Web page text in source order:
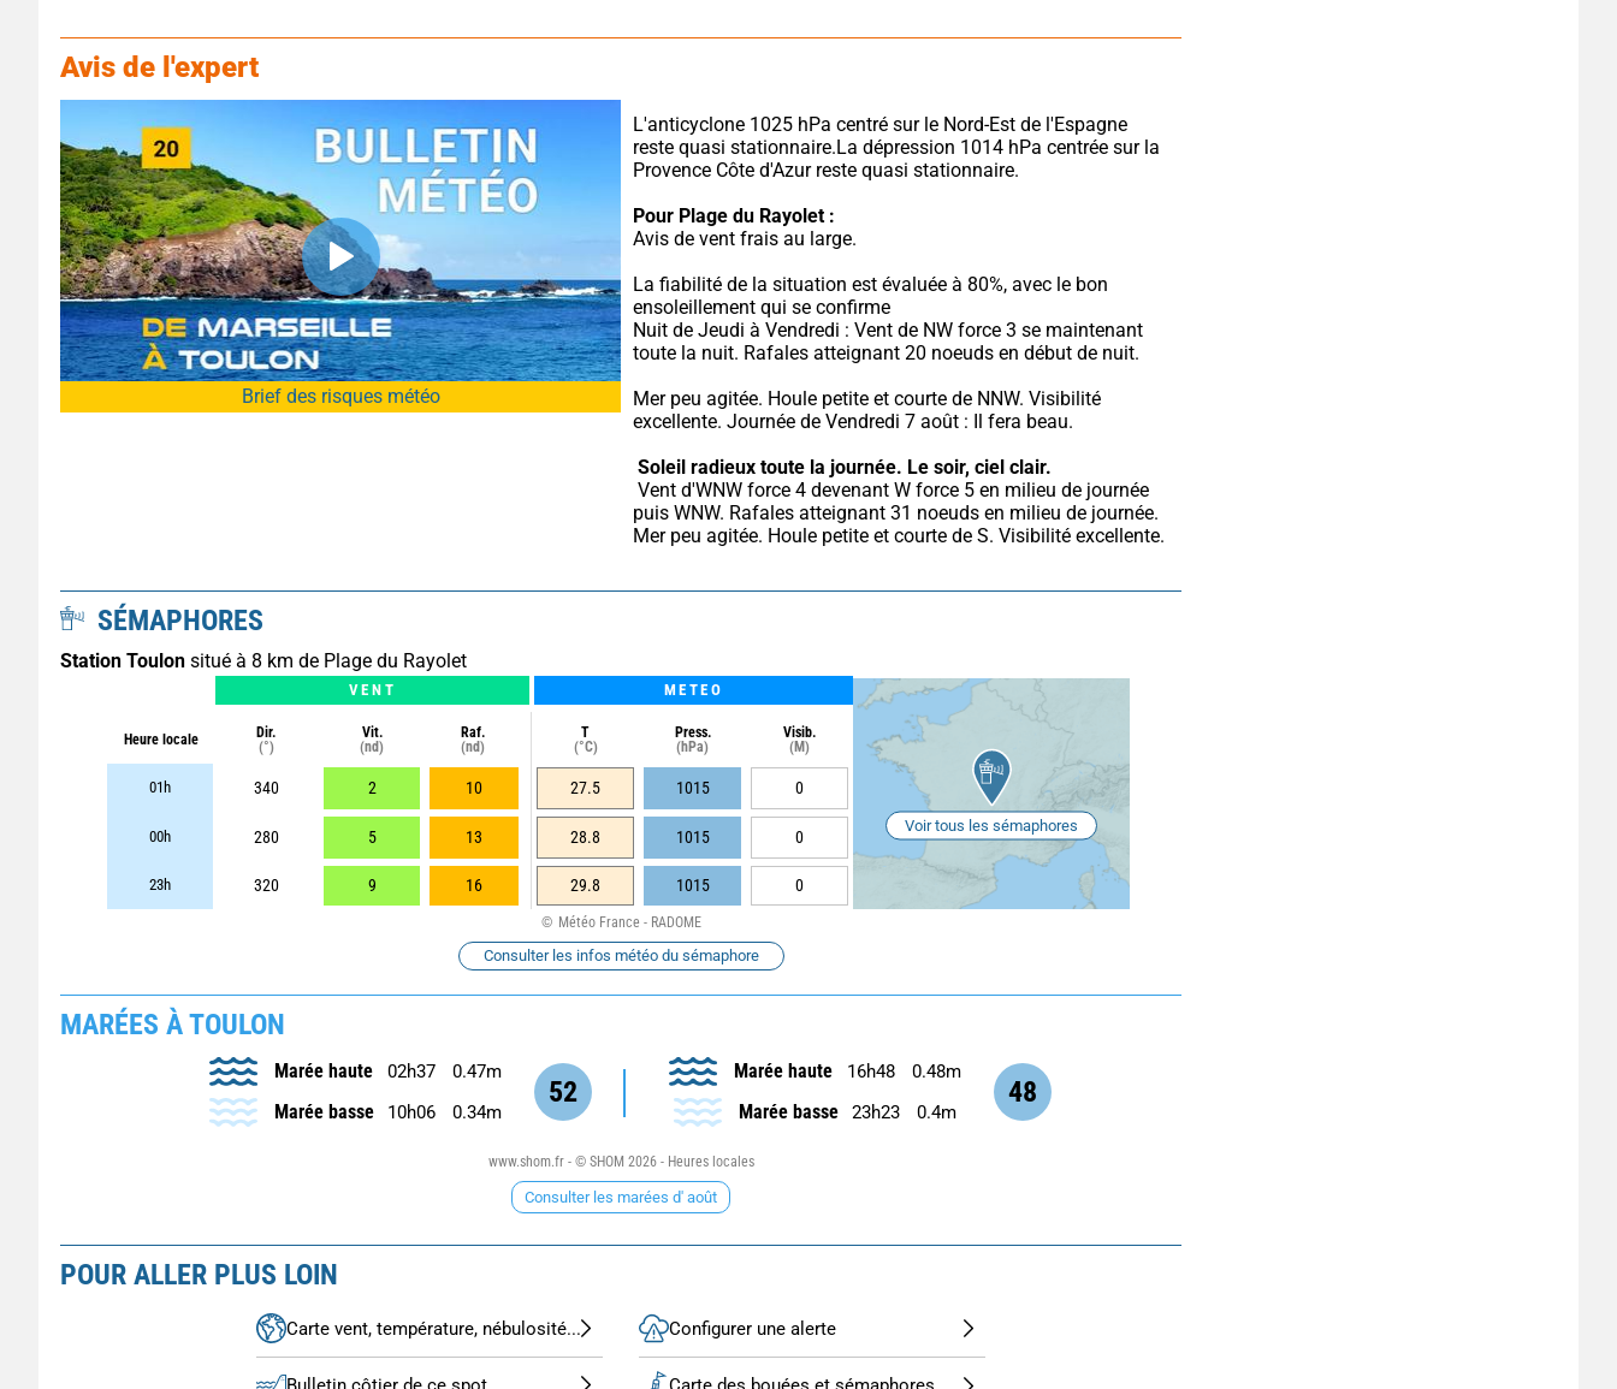
Avis de l'expert
Brief des risques météo
L'anticyclone 1025 hPa centré sur le Nord-Est de l'Espagne
reste quasi stationnaire.La dépression 1014 hPa centrée sur la
Provence Côte d'Azur reste quasi stationnaire.
Pour Plage du Rayolet :
Avis de vent frais au large.
La fiabilité de la situation est évaluée à 80%, avec le bon
ensoleillement qui se confirme
Nuit de Jeudi à Vendredi : Vent de NW force 3 se maintenant
toute la nuit. Rafales atteignant 20 noeuds en début de nuit.
Mer peu agitée. Houle petite et courte de NNW. Visibilité
excellente. Journée de Vendredi 7 août : Il fera beau.
Soleil radieux toute la journée. Le soir, ciel clair.
puis WNW. Rafales atteignant 31 noeuds en milieu de journée.
Mer peu agitée. Houle petite et courte de S. Visibilité excellente.
SÉMAPHORES
Station Toulon situé à 8 km de Plage du Rayolet
VENT METEO
Heure locale
Dir.
(°)
Vit.
(nd)
Raf.
(nd)
T
(°C)
Press.
(hPa)
Visib.
(M)
01h 340 2 10 27.5 1015 0
00h 280 5 13 28.8 1015 0
23h 320 9 16 29.8 1015 0
Voir tous les sémaphores
Météo France - RADOME
Consulter les infos météo du sémaphore
MARÉES À TOULON
52
Marée haute 02h37 0.47m
Marée basse 10h06 0.34m
48
Marée haute 16h48 0.48m
Marée basse 23h23 0.4m
www.shom.fr - © SHOM 2026 - Heures locales
Consulter les marées d' août
POUR ALLER PLUS LOIN
Carte vent, température, nébulosité... Configurer une alerte